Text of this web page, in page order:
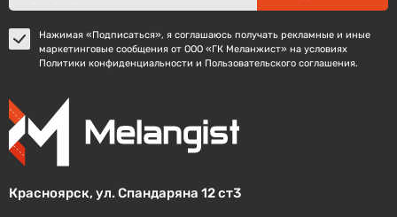
Нажимая «Подписаться», я соглашаюсь получать рекламные и иные
маркетинговые сообщения от ООО «ГК Меланжист» на условиях
Политики конфиденциальности и Пользовательского соглашения.
Красноярск, ул. Спандаряна 12 ст3